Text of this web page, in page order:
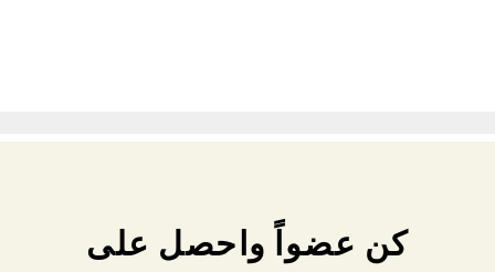
كن عضواً واحصل على